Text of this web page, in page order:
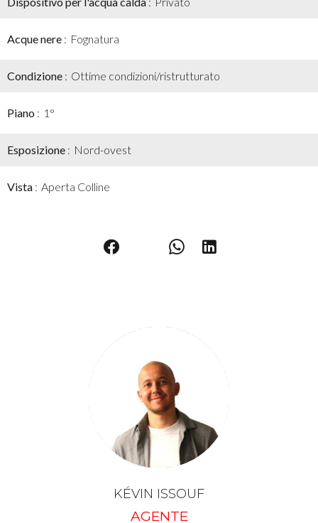
Acque nere Fognatura
Condizione Ottime condizioni/ristrutturato
Piano 1°
Esposizione Nord-ovest
Vista Aperta Colline
KÉVIN ISSOUF
AGENTE